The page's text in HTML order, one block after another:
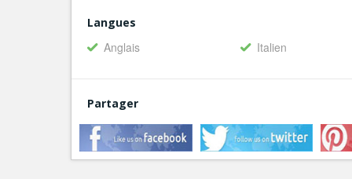
Langues
Anglais Italien
Partager